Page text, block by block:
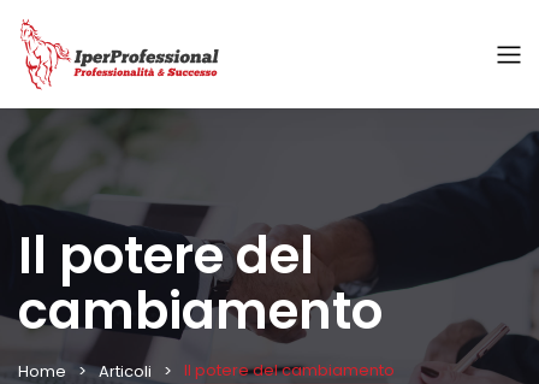
Il potere del
cambiamento
Home Articoli Il potere del cambiamento